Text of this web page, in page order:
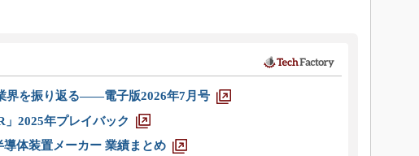
界を振り返る――電子版2026年7月号
」2025年プレイバック
体装置メーカー 業績まとめ